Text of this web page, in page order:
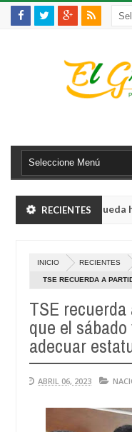
RECIENTES
robo y queda
robo y queda
a 12 ministerios y
INICIO RECIENTES
TSE RECUERDA A
TSE
que el
adecuar
ABRIL 06, 2023